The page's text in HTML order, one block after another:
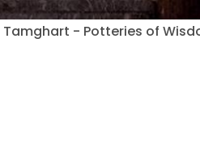
Tamghart - Potteries of